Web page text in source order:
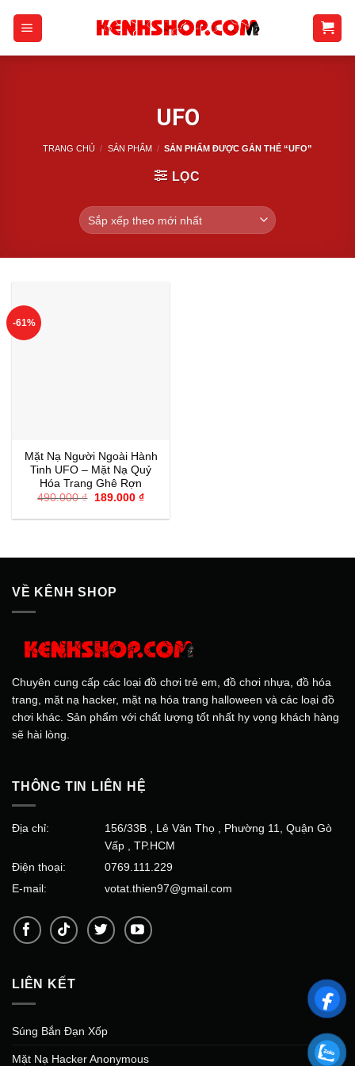
UFO
TRANG CHỦ / SẢN PHẨM / SẢN PHẨM ĐƯỢC GẮN THẺ “UFO”
LỌC
-61%
Mặt Nạ Người Ngoài Hành
Tinh UFO – Mặt Nạ Quỷ
Hóa Trang Ghê Rợn
490.000₫
Giá
là:
189.000 ₫Giá
tại
VỀ KÊNH SHOP
Chuyên cung cấp các loại đồ chơi trẻ em, đồ chơi nhựa, đồ hóa
trang, mặt nạ hacker, mặt nạ hóa trang halloween và các loại đồ
chơi khác. Sản phẩm với chất lượng tốt nhất hy vọng khách hàng
sẽ hài lòng.
THÔNG TIN LIÊN HỆ
Địa chỉ:
156/33B , Lê Văn Thọ , Phường 11, Quận Gò
Vấp , TP.HCM
Điện thoại:
0769.111.229
E-mail:
votat.thien97@gmail.com
LIÊN KẾT
Súng Bắn Đạn Xốp
Mặt Nạ Hacker Anonymous